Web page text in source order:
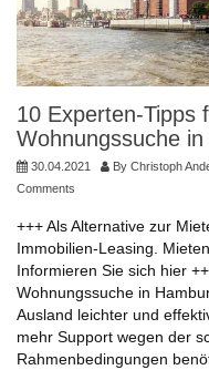
10 Experten-Tipps
Wohnungssuche
30.04.2021 By Christoph
Comments
+++ Als Alternative zur
Immobilien-Leasing.
Informieren Sie sich hier
Wohnungssuche in
Ausland leichter und
mehr Support wegen der
Rahmenbedingungen